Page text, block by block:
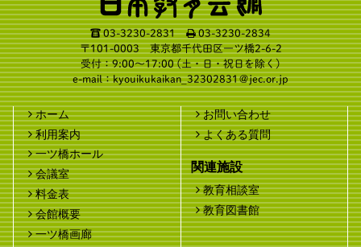
☎ 03-3230-2831 03-3230-2834
〒101-0003 東京都千代田区一ツ橋2-6-2
受付：9:00〜17:00 (土・日・祝日を除く)
e-mail：kyouikukaikan_32302831＠jec.or.jp
ホーム
利用案内
一ツ橋ホール
会議室
料金表
会館概要
一ツ橋画廊
お問い合わせ
よくある質問
関連施設
教育相談室
教育図書館